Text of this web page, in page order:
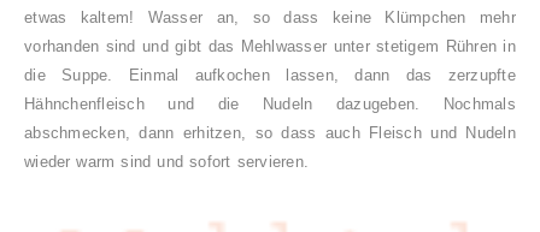
etwas kaltem! Wasser an, so dass keine Klümpchen mehr
vorhanden sind und gibt das Mehlwasser unter stetigem Rühren in
die Suppe. Einmal aufkochen lassen, dann das zerzupfte
Hähnchenfleisch und die Nudeln dazugeben. Nochmals
abschmecken, dann erhitzen, so dass auch Fleisch und Nudeln
wieder warm sind und sofort servieren.